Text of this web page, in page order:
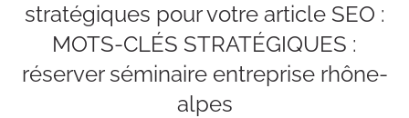
stratégiques pour votre article SEO :
MOTS-CLÉS STRATÉGIQUES :
réserver séminaire entreprise rhône-
alpes